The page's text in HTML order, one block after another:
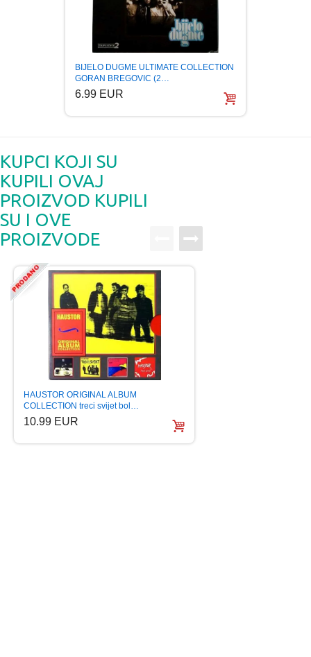
BIJELO DUGME ULTIMATE COLLECTION
GORAN BREGOVIC (2…
6.99 EUR
KUPCI KOJI SU
KUPILI OVAJ
PROIZVOD KUPILI
SU I OVE
PROIZVODE
HAUSTOR ORIGINAL ALBUM
COLLECTION treci svijet bol…
10.99 EUR